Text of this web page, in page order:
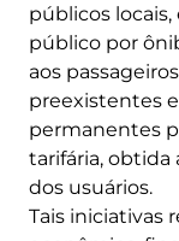
públicos
público por
aos
preexistentes
permanentes
tarifária, obtida
dos usuários.
Tais iniciativas